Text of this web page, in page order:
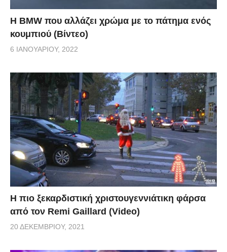
Η BMW που αλλάζει χρώμα με το πάτημα ενός
κουμπιού (Βίντεο)
6 ΙΑΝΟΥΑΡΊΟΥ, 2022
Η πιο ξεκαρδιστική χριστουγεννιάτικη φάρσα
από τον Remi Gaillard (Video)
20 ΔΕΚΕΜΒΡΊΟΥ, 2021